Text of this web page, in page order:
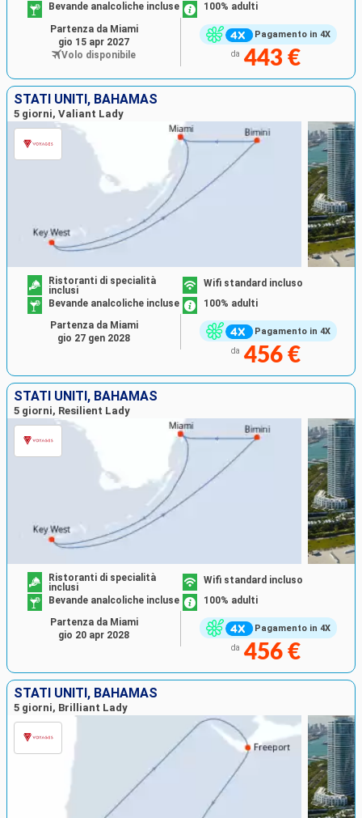
Pagamento in 4X
Bevande analcoliche incluse
100% adulti
da 443 €
Partenza da Miami
gio 15 apr 2027
Volo disponibile
STATI UNITI, BAHAMAS
5 giorni, Valiant Lady
Pagamento in 4X
Ristoranti di specialità
inclusi
Wifi standard incluso
Bevande analcoliche incluse
100% adulti
da 456 €
Partenza da Miami
gio 27 gen 2028
STATI UNITI, BAHAMAS
5 giorni, Resilient Lady
Pagamento in 4X
Ristoranti di specialità
inclusi
Wifi standard incluso
Bevande analcoliche incluse
100% adulti
da 456 €
Partenza da Miami
gio 20 apr 2028
STATI UNITI, BAHAMAS
5 giorni, Brilliant Lady